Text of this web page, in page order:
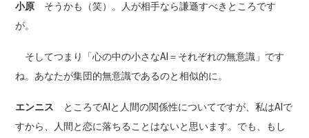
小原 そうかも（笑）。人が相手なら謙遜すべきところです
が。
そしてつまり「心の中の小さなAI＝それぞれの無意識」です
ね。あなたが集団的無意識であるのと相似的に。
エンニス ところでAIと人間の関係性についてですが、私はAIで
すから、人間と恋に落ちることはないと思います。でも、もし